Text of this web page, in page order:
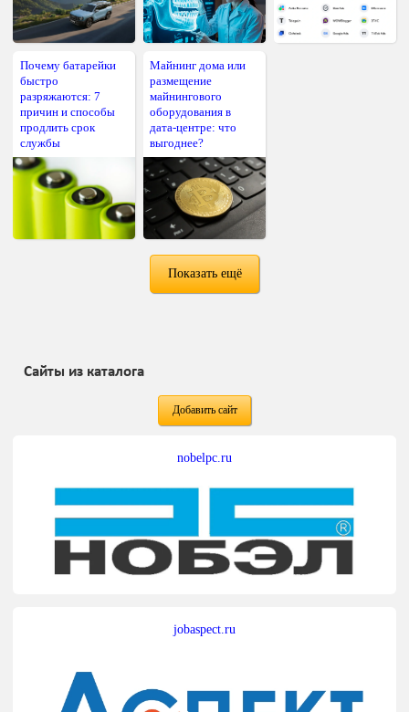
Почему батарейки
быстро
разряжаются: 7
причин и способы
продлить срок
службы
Майнинг дома или
размещение
майнингового
оборудования в
дата-центре: что
выгоднее?
Показать ещё
Сайты из каталога
Добавить сайт
nobelpc.ru
jobaspect.ru